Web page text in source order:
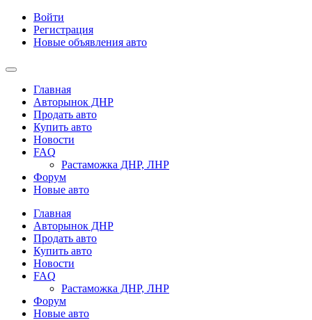
Войти
Регистрация
Новые объявления авто
Главная
Авторынок ДНР
Продать авто
Купить авто
Новости
FAQ
Растаможка ДНР, ЛНР
Форум
Новые авто
Главная
Авторынок ДНР
Продать авто
Купить авто
Новости
FAQ
Растаможка ДНР, ЛНР
Форум
Новые авто